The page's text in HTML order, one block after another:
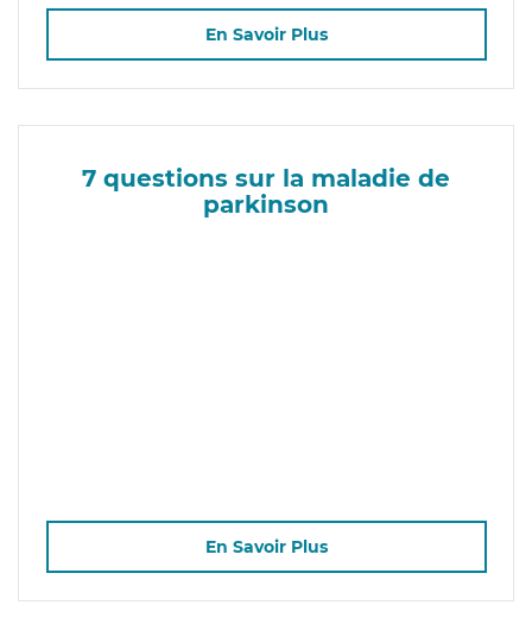
En Savoir Plus
7 questions sur la maladie de
parkinson
En Savoir Plus